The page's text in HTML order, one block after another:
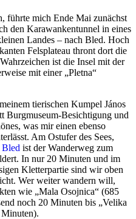
führte mich Ende Mai zunächst
den Karawankentunnel in eines
Landes – nach Bled. Hoch
Felsplateau thront dort die
ist die Insel mit der
mit einer „Pletna“
tierischen Kumpel János
Burgmuseum-Besichtigung und
was mir einen ebenso
Am Ostufer des Sees,
ist der Wanderweg zum
In nur 20 Minuten und im
Kletterpartie sind wir oben
Wer weiter wandern will,
wie „Mala Osojnica“ (685
noch 20 Minuten bis „Velika